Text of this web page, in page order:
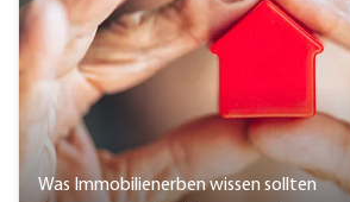
Was Immobilienerben wissen sollten